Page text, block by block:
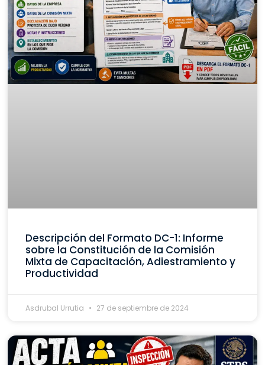
Descripción del Formato DC-1: Informe
sobre la Constitución de la Comisión
Mixta de Capacitación, Adiestramiento y
Productividad
Asdrubal Urrutia 27 de septiembre de 2024